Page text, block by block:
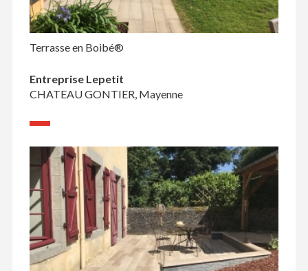
Terrasse en Boibé®
Entreprise Lepetit
CHATEAU GONTIER, Mayenne